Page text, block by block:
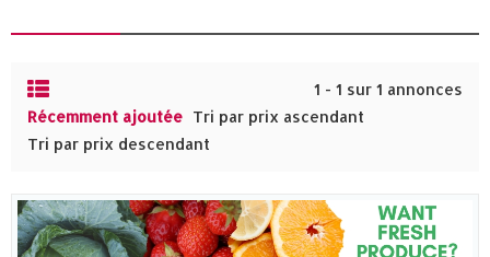
1 - 1 sur 1 annonces
Récemment ajoutée Tri par prix ascendant
Tri par prix descendant